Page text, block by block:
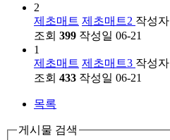
2
제초매트 제초매트2 작성자
조회 399 작성일 06-21
1
제초매트 제초매트3 작성자
조회 433 작성일 06-21
목록
게시물 검색